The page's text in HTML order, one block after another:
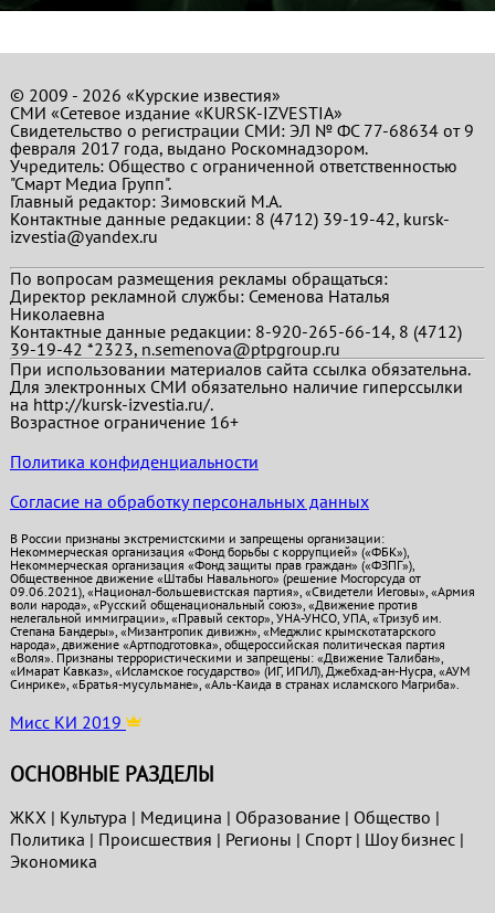
© 2009 - 2026 «Курские известия»
СМИ «Сетевое издание «KURSK-IZVESTIA»
Свидетельство о регистрации СМИ: ЭЛ № ФС 77-68634 от 9
февраля 2017 года, выдано Роскомнадзором.
Учредитель: Общество с ограниченной ответственностью
"Смарт Медиа Групп".
Главный редактор:Зимовский М.А.
Контактные данные редакции: 8 (4712) 39-19-42, kursk-
izvestia@yandex.ru
По вопросам размещения рекламы обращаться:
Директор рекламной службы: Семенова Наталья
Николаевна
Контактные данные редакции: 8-920-265-66-14, 8 (4712)
39-19-42 *2323, n.semenova@ptpgroup.ru
При использовании материалов сайта ссылка обязательна.
Для электронных СМИ обязательно наличие гиперссылки
на http://kursk-izvestia.ru/.
Возрастное ограничение 16+
Политика конфиденциальности
Согласие на обработку персональных данных
В России признаны экстремистскими и запрещены организации:
Некоммерческая организация «Фонд борьбы с коррупцией» («ФБК»),
Некоммерческая организация «Фонд защиты прав граждан» («ФЗПГ»),
Общественное движение «Штабы Навального» (решение Мосгорсуда от
09.06.2021), «Национал-большевистская партия», «Свидетели Иеговы», «Армия
воли народа», «Русский общенациональный союз», «Движение против
нелегальной иммиграции», «Правый сектор», УНА-УНСО, УПА, «Тризуб им.
Степана Бандеры», «Мизантропик дивижн», «Меджлис крымскотатарского
народа», движение «Артподготовка», общероссийская политическая партия
«Воля». Признаны террористическими и запрещены: «Движение Талибан»,
«Имарат Кавказ», «Исламское государство» (ИГ, ИГИЛ), Джебхад-ан-Нусра, «АУМ
Синрике», «Братья-мусульмане», «Аль-Каида в странах исламского Магриба».
Мисс КИ 2019
ОСНОВНЫЕ РАЗДЕЛЫ
ЖКХ| Культура | Медицина | Образование| Общество |
Политика | Проиcшествия | Регионы | Спорт| Шоу бизнес|
Экономика